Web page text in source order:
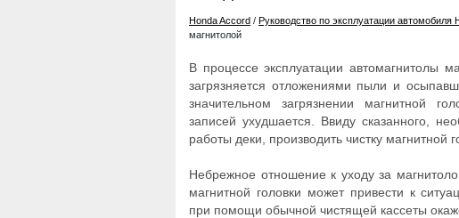
Honda Accord / Руководство по эксплуатации автомобиля
магнитолой
В процессе эксплуатации автомагнитолы
загрязняется отложениями пыли и
значительном загрязнении магнитной
записей ухудшается. Ввиду сказанного,
работы деки, производить чистку магнитной
Небрежное отношение к уходу за
магнитной головки может привести к
при помощи обычной чистящей кассеты